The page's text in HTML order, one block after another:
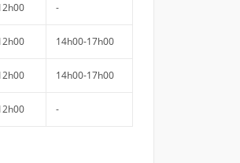
-
14h00-17h00
14h00-17h00
-